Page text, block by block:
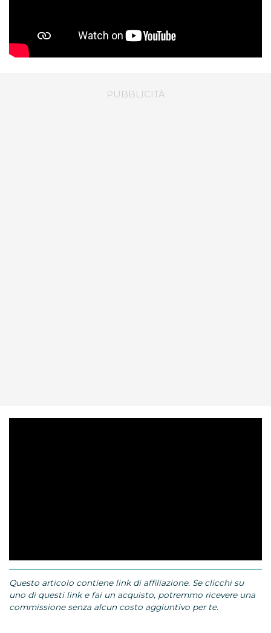
Questo articolo contiene link di affiliazione. Se clicchi su
uno di questi link e fai un acquisto, potremmo ricevere una
commissione senza alcun costo aggiuntivo per te.